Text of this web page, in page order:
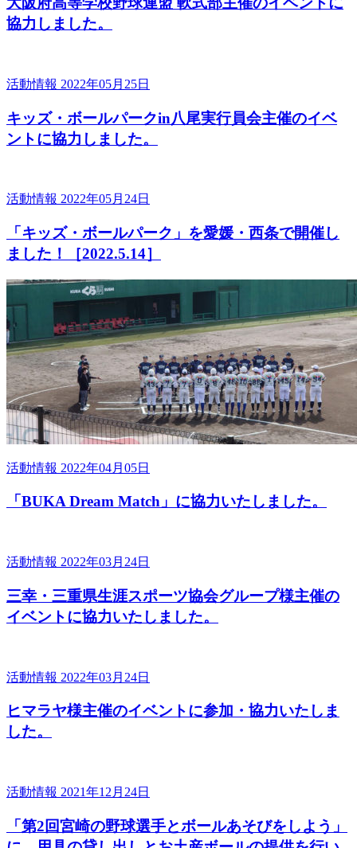
協力しました。
活動情報 2022年05月25日
キッズ・ボールパークin八尾実行員会主催のイベ
ントに協力しました。
活動情報 2022年05月24日
「キッズ・ボールパーク」を愛媛・西条で開催し
ました！［2022.5.14］
活動情報 2022年04月05日
「BUKA Dream Match」に協力いたしました。
活動情報 2022年03月24日
三幸・三重県生涯スポーツ協会グループ様主催の
イベントに協力いたしました。
活動情報 2022年03月24日
ヒマラヤ様主催のイベントに参加・協力いたしま
した。
活動情報 2021年12月24日
「第2回宮崎の野球選手とボールあそびをしよう」